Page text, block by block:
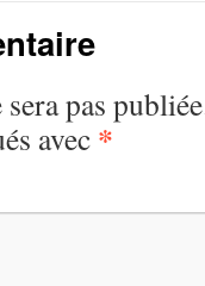
pas
avec *